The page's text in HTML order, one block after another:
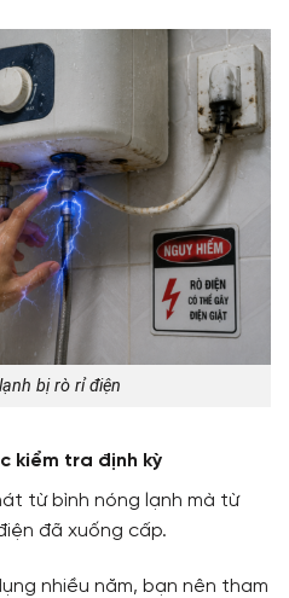
bị rò rỉ điện
kiểm tra định kỳ
từ bình nóng lạnh mà từ
đã xuống cấp.
nhiều năm, bạn nên tham